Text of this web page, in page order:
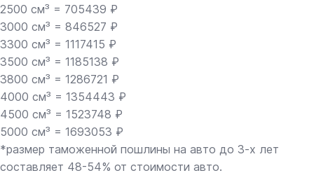
2500 см³ = 705439 ₽
3000 см³ = 846527 ₽
3300 см³ = 1117415 ₽
3500 см³ = 1185138 ₽
3800 см³ = 1286721 ₽
4000 см³ = 1354443 ₽
4500 см³ = 1523748 ₽
5000 см³ = 1693053 ₽
*размер таможенной пошлины на авто до 3-х лет
составляет 48-54% от стоимости авто.